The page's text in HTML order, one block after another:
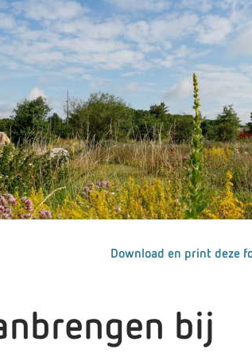
Download en print deze
bij